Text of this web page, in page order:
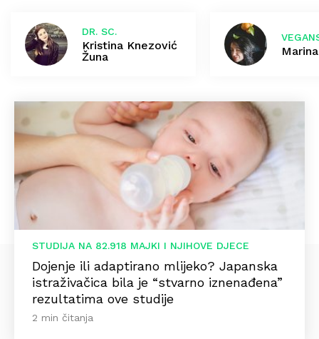
DR. SC.
Kristina Knezović
Žuna
STUDIJA NA 82.918 MAJKI I NJIHOVE DJECE
Dojenje ili adaptirano mlijeko? Japanska
istraživačica bila je “stvarno iznenađena”
rezultatima ove studije
2 min čitanja